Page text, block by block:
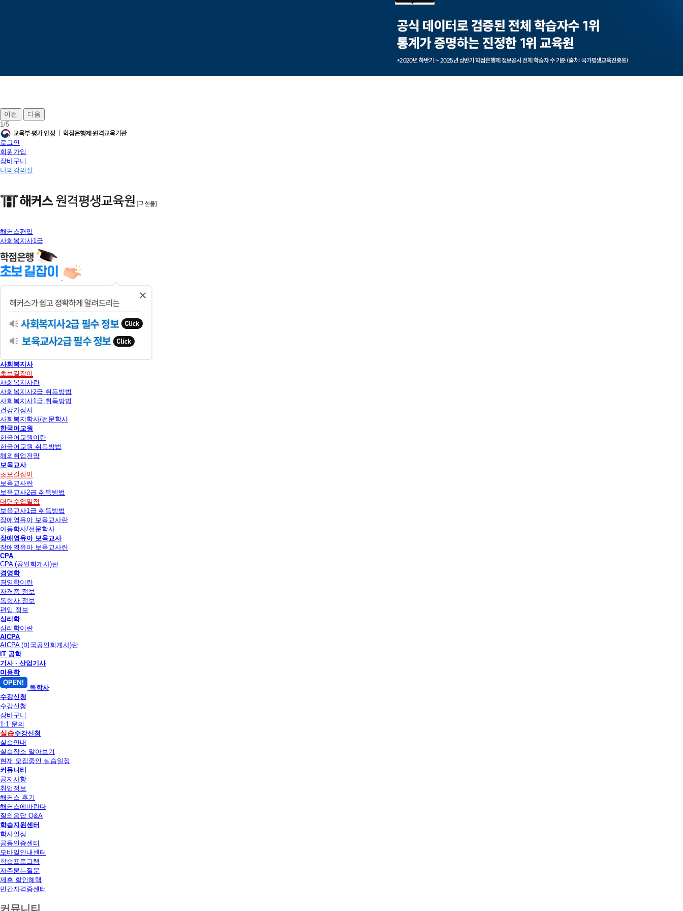
이전
다음
1/5
로그인
회원가입
장바구니
나의강의실
해커스편입
사회복지사1급
사회복지사
초보길잡이
사회복지사란
사회복지사2급 취득방법
사회복지사1급 취득방법
건강가정사
사회복지학사/전문학사
한국어교원
한국어교원이란
한국어교원 취득방법
해외취업전망
보육교사
초보길잡이
보육교사란
보육교사2급 취득방법
대면수업일정
보육교사1급 취득방법
장애영유아 보육교사란
아동학사/전문학사
장애영유아 보육교사
장애영유아 보육교사란
CPA
CPA (공인회계사)란
경영학
경영학이란
자격증 정보
독학사 정보
편입 정보
심리학
심리학이란
AICPA
AICPA (미국공인회계사)란
IT 공학
기사 · 산업기사
미용학
독학사
수강신청
수강신청
장바구니
1:1 문의
실습수강신청
실습안내
실습장소 알아보기
현재 모집중인 실습일정
커뮤니티
공지사항
취업정보
해커스 후기
해커스에바란다
질의응답 Q&A
학습지원센터
학사일정
공동인증센터
모바일안내센터
학습프로그램
자주묻는질문
제휴 할인혜택
민간자격증센터
커뮤니티